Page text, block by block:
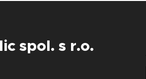
spol. s r.o.